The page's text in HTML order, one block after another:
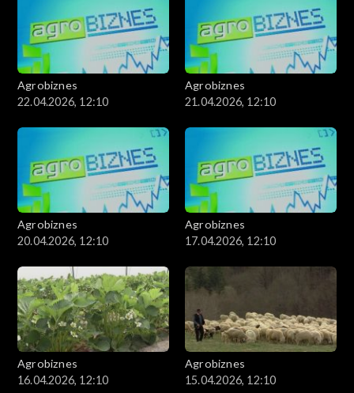
Agrobiznes
22.04.2026, 12:10
Agrobiznes
21.04.2026, 12:10
Agrobiznes
20.04.2026, 12:10
Agrobiznes
17.04.2026, 12:10
Agrobiznes
16.04.2026, 12:10
Agrobiznes
15.04.2026, 12:10